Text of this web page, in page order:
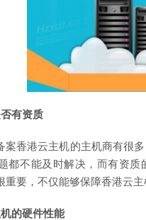
有资质
案香港云主机的主机商有很
都不能及时解决，而有资
重要，不仅能够保障香港云
的硬件性能